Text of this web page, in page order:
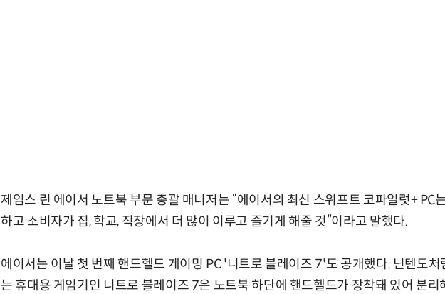
제임스 린 에이서 노트북 부문 총괄 매니저는 “에이서의 최신 스위프트 코파일럿+ PC
하고 소비자가 집, 학교, 직장에서 더 많이 이루고 즐기게 해줄 것”이라고 말했다.
에이서는 이날 첫 번째 핸드헬드 게이밍 PC '니트로 블레이즈 7'도 공개했다. 닌텐도처
는 휴대용 게임기인 니트로 블레이즈 7은 노트북 하단에 핸드헬드가 장착돼 있어 분리